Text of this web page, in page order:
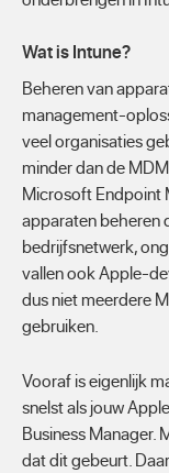
Wat is Intune?
Beheren van
management-
veel organisaties
minder dan de
Microsoft Endpoint
apparaten beheren
bedrijfsnetwerk,
vallen ook Apple-
dus niet meerdere
gebruiken.
Vooraf is eigenlijk
snelst als jouw
Business Manager.
dat dit gebeurt.